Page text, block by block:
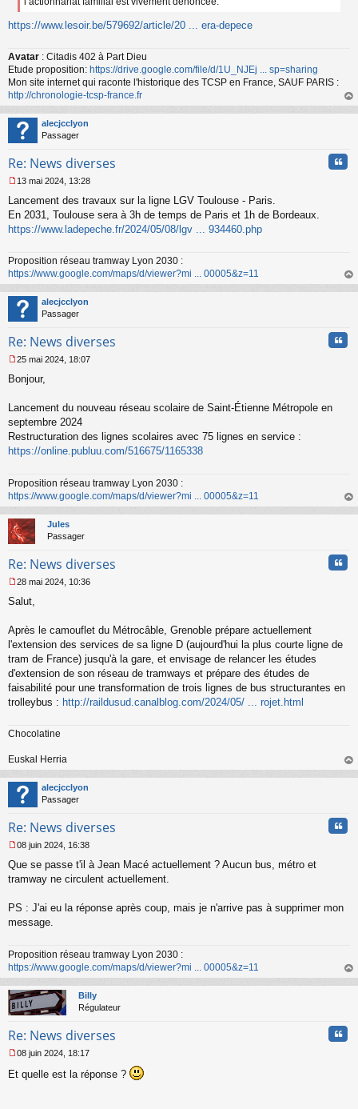
https://www.lesoir.be/579692/article/20 ... era-depece
Avatar : Citadis 402 à Part Dieu
Etude proposition: https://drive.google.com/file/d/1U_NJEj ... sp=sharing
Mon site internet qui raconte l'historique des TCSP en France, SAUF PARIS :
http://chronologie-tcsp-france.fr
au
alecjcclyon
Passager
Re: News diverses
e
s
s
a
e
n
o
n
l
u
13 mai 2024, 13:28
Lancement des travaux sur la ligne LGV Toulouse - Paris.
En 2031, Toulouse sera à 3h de temps de Paris et 1h de Bordeaux.
https://www.ladepeche.fr/2024/05/08/lgv ... 934460.php
Proposition réseau tramway Lyon 2030 :
https://www.google.com/maps/d/viewer?mi ... 00005&z=11
au
alecjcclyon
Passager
Re: News diverses
e
s
g
e
n
l
u
25 mai 2024, 18:07
Bonjour,
Lancement du nouveau réseau scolaire de Saint-Étienne Métropole en
septembre 2024
Restructuration des lignes scolaires avec 75 lignes en service :
https://online.publuu.com/516675/1165338
Proposition réseau tramway Lyon 2030 :
https://www.google.com/maps/d/viewer?mi ... 00005&z=11
au
Jules
Passager
Re: News diverses
e
s
g
e
n
o
n
28 mai 2024, 10:36
Salut,
Après le camouflet du Métrocâble, Grenoble prépare actuellement
l'extension des services de sa ligne D (aujourd'hui la plus courte ligne de
tram de France) jusqu'à la gare, et envisage de relancer les études
d'extension de son réseau de tramways et prépare des études de
faisabilité pour une transformation de trois lignes de bus structurantes en
trolleybus : http://raildusud.canalblog.com/2024/05/ ... rojet.html
Chocolatine
Euskal Herria
au
alecjcclyon
Passager
Re: News diverses
e
s
a
g
e
n
l
u
08 juin 2024, 16:38
Que se passe t'il à Jean Macé actuellement ? Aucun bus, métro et
tramway ne circulent actuellement.
PS : J'ai eu la réponse après coup, mais je n'arrive pas à supprimer mon
message.
Proposition réseau tramway Lyon 2030 :
https://www.google.com/maps/d/viewer?mi ... 00005&z=11
au
Billy
Régulateur
Re: News diverses
e
08 juin 2024, 18:17
Et quelle est la réponse ?